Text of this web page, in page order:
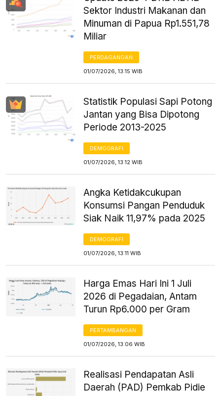
Sektor Industri Makanan dan
Minuman di Papua Rp1.551,78
Miliar
PERDAGANGAN
01/07/2026, 13:15 WIB
Statistik Populasi Sapi Potong
Jantan yang Bisa Dipotong
Periode 2013-2025
DEMOGRAFI
01/07/2026, 13:12 WIB
Angka Ketidakcukupan
Konsumsi Pangan Penduduk
Siak Naik 11,97% pada 2025
DEMOGRAFI
01/07/2026, 13:11 WIB
Harga Emas Hari Ini 1 Juli
2026 di Pegadaian, Antam
Turun Rp6.000 per Gram
PERTAMBANGAN
01/07/2026, 13:06 WIB
Realisasi Pendapatan Asli
Daerah (PAD) Pemkab Pidie